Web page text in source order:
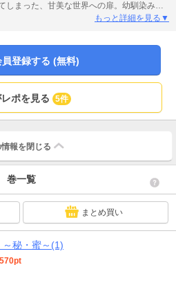
しまった、甘美な世界への扉。幼馴染みの
た、心は岩下を追いかけてしまう。求めて
もっと詳細を見る▼
登録する (無料)
ポを見る 5件
報を 閉じる
巻一覧
まとめ買い
秘・蜜～(1)
570pt